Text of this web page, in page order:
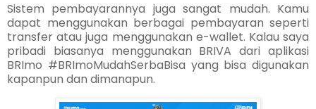
Sistem pembayarannya juga sangat mudah. Kamu
dapat menggunakan berbagai pembayaran seperti
transfer atau juga menggunakan e-wallet. Kalau saya
pribadi biasanya menggunakan BRIVA dari aplikasi
BRImo #BRImoMudahSerbaBisa yang bisa digunakan
kapanpun dan dimanapun.